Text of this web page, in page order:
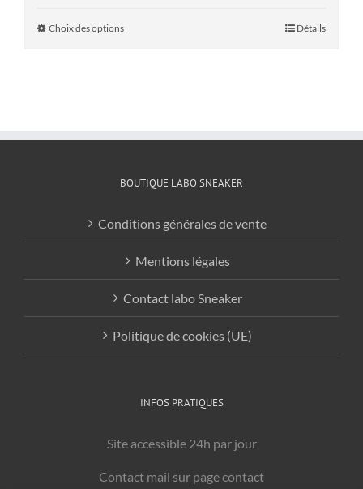
Choix des optionsCe
sur
la
du
produit
Détails
BOUTIQUE LABO SNEAKER
Conditions générales de vente
Mentions légales
Contact labo Sneaker
Politique de cookies (UE)
INFOS PRATIQUES
Site accessible 24h par jour
Contact mail sur page contact